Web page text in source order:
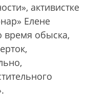
активистке
Елене
время обыска,